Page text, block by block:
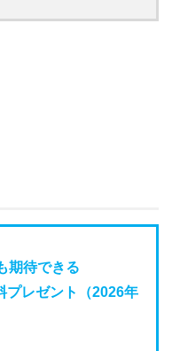
期待できる
プレゼント（2026年